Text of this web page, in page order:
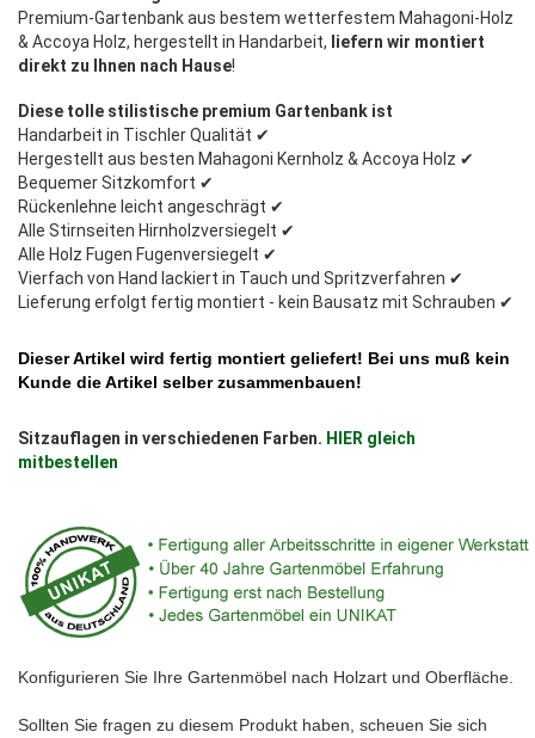
Premium-Gartenbank aus bestem wetterfestem Mahagoni-Holz
& Accoya Holz, hergestellt in Handarbeit, liefern wir montiert
direkt zu Ihnen nach Hause!
Diese tolle stilistische premium Gartenbank ist
Handarbeit in Tischler Qualität ✔
Hergestellt aus besten Mahagoni Kernholz & Accoya Holz ✔
Bequemer Sitzkomfort ✔
Rückenlehne leicht angeschrägt ✔
Alle Stirnseiten Hirnholzversiegelt ✔
Alle Holz Fugen Fugenversiegelt ✔
Vierfach von Hand lackiert in Tauch und Spritzverfahren ✔
Lieferung erfolgt fertig montiert - kein Bausatz mit Schrauben ✔
Dieser Artikel wird fertig montiert geliefert! Bei uns muß kein
Kunde die Artikel selber zusammenbauen!
Sitzauflagen in verschiedenen Farben. HIER gleich
mitbestellen
Konfigurieren Sie Ihre Gartenmöbel nach Holzart und Oberfläche.
Sollten Sie fragen zu diesem Produkt haben, scheuen Sie sich